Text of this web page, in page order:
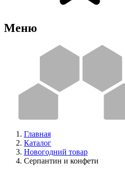
Меню
Главная
Каталог
Новогодний товар
Серпантин и конфети